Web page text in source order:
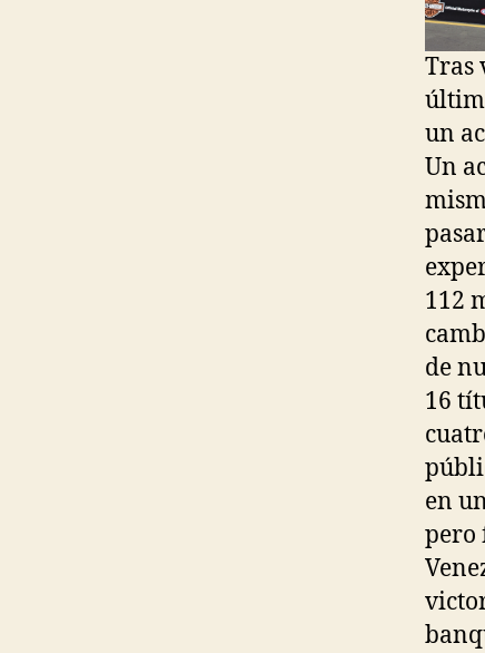
Tras
un
Un
112
de
16
en
pero